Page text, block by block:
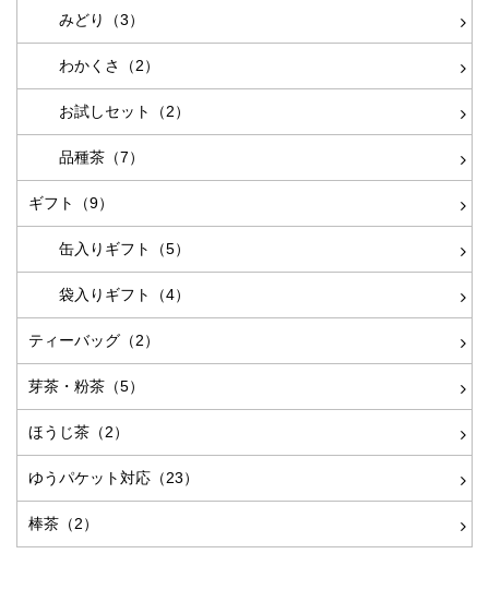
みどり（3）
わかくさ（2）
お試しセット（2）
品種茶（7）
ギフト（9）
缶入りギフト（5）
袋入りギフト（4）
ティーバッグ（2）
芽茶・粉茶（5）
ほうじ茶（2）
ゆうパケット対応（23）
棒茶（2）